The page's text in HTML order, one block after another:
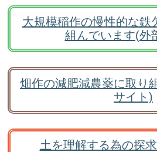
大規模稲作の慢性的な鉄
組んでいます(外
畑作の減肥減農薬に取り
サイト)
土を理解する為の探